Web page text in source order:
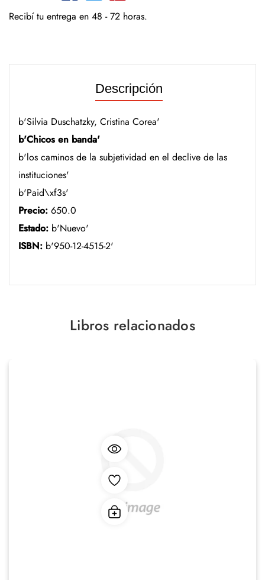
Recibí tu entrega en 48 - 72 horas.
Descripción
b'Silvia Duschatzky, Cristina Corea'
b'Chicos en banda'
b'los caminos de la subjetividad en el declive de las
instituciones'
b'Paid\xf3s'
Precio: 650.0
Estado: b'Nuevo'
ISBN: b'950-12-4515-2'
Libros relacionados